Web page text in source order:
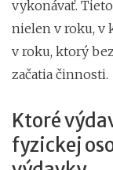
vykonávať.
nielen v roku, v
v roku, ktorý
začatia činnosti.
Ktoré
fyzickej